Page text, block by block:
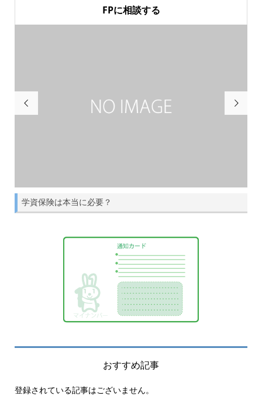
FPに相談する

学資保険は本当に必要？

おすすめ記事
登録されている記事はございません。